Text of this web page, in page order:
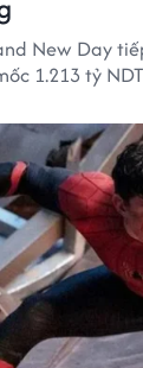
New Day
1.213 tỷ